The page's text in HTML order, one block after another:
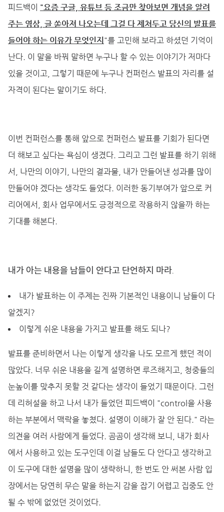
피드백이 "요즘 구글, 유튜브 등 조금만 찾아보면 개념을 알려
주는 영상, 글 쏟아져 나오는데 그걸 다 제쳐두고 당신의 발표를
들어야 하는 이유가 무엇인지 "를 고민해 보라고 하셨던 기억이
난다. 이 말을 바꿔 말하면 누구나 할 수 있는 이야기가 저마다
있을 것이고, 그렇기 때문에 누구나 컨퍼런스 발표의 자리를 설
자격이 된다는 말이기도 하다.
이번 컨퍼런스를 통해 앞으로 컨퍼런스 발표를 기회가 된다면
더 해보고 싶다는 욕심이 생겼다. 그리고 그런 발표를 하기 위해
서, 나만의 이야기, 나만의 결과물, 내가 만들어낸 성과를 많이
만들어야 겠다는 생각도 들었다. 이러한 동기부여가 앞으로 커
리어에서, 회사 업무에서도 긍정적으로 작용하지 않을까 하는
기대를 해본다.
내가 아는 내용을 남들이 안다고 단언하지 마라.
내가 발표하는 이 주제는 진짜 기본적인 내용이니 남들이 다
알겠지?
이렇게 쉬운 내용을 가지고 발표를 해도 되나?
발표를 준비하면서 나는 이렇게 생각을 나도 모르게 했던 적이
많았다. 너무 쉬운 내용을 길게 설명하면 루즈해지고, 청중들의
눈높이를 맞추지 못할 것 같다는 생각이 들었기 때문이다. 그런
데 리허설을 하고 나서 내가 들었던 피드백이 "control을 사용
하는 부분에서 맥락을 놓쳤다. 설명이 이해가 잘 안 된다." 라는
의견을 여러 사람에게 들었다. 곰곰이 생각해 보니, 내가 회사
에서 사용하고 있는 도구인데 이걸 남들도 다 안다고 생각하고
이 도구에 대한 설명을 많이 생략하니, 한 번도 안 써본 사람 입
장에서는 당연히 무슨 말을 하는지 감을 잡기 어렵고 집중도 안
될 수 밖에 없었던 것이었다.